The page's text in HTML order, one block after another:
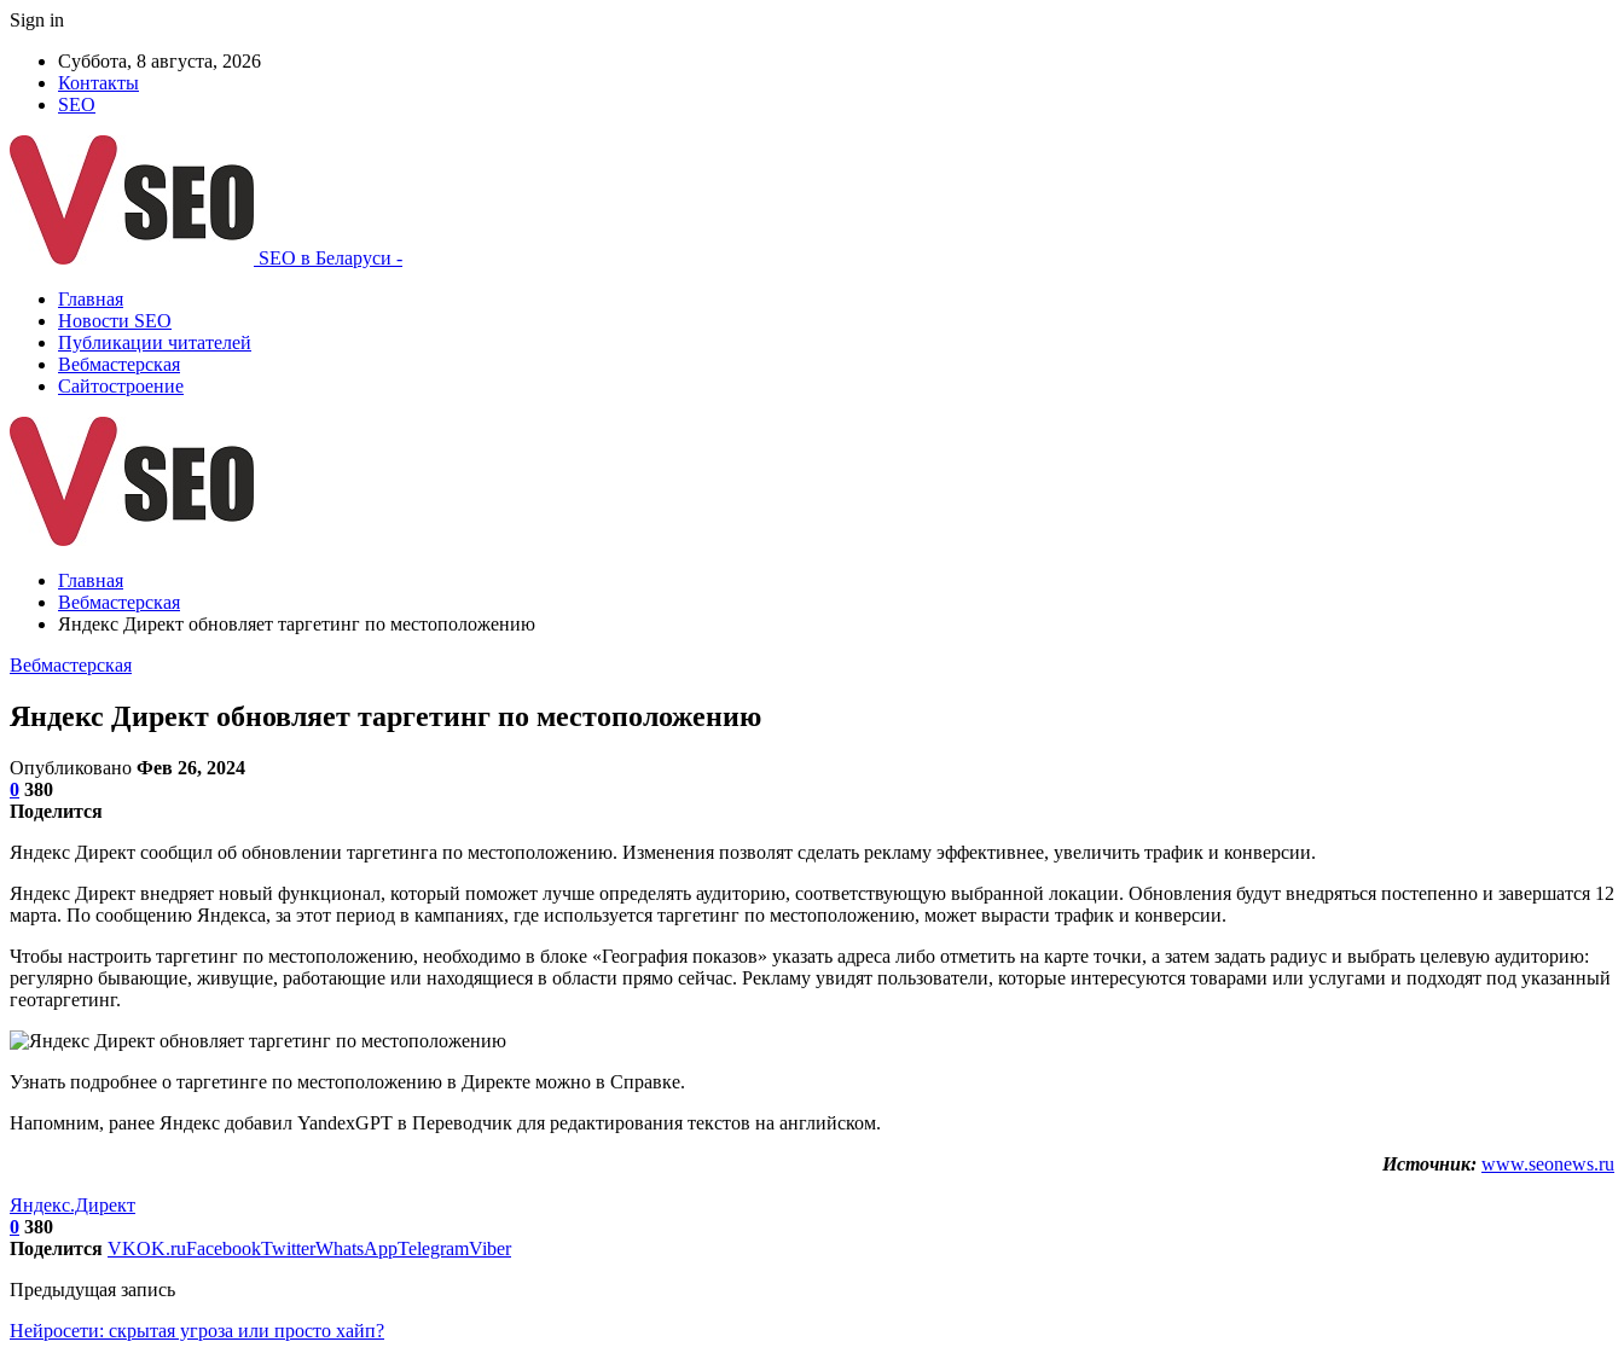
Sign in
Суббота, 8 августа, 2026
Контакты
SEO
SEO в Беларуси -
Главная
Новости SEO
Публикации читателей
Вебмастерская
Сайтостроение
Главная
Вебмастерская
Яндекс Директ обновляет таргетинг по местоположению
Вебмастерская
Яндекс Директ обновляет таргетинг по местоположению
Опубликовано Фев 26, 2024
0 380
Поделится
Яндекс Директ сообщил об обновлении таргетинга по местоположению. Изменения позволят сделать рекламу эффективнее, увеличить трафик и конверсии.
Яндекс Директ внедряет новый функционал, который поможет лучше определять аудиторию, соответствующую выбранной локации. Обновления будут внедряться постепенно и завершатся 12
марта. По сообщению Яндекса, за этот период в кампаниях, где используется таргетинг по местоположению, может вырасти трафик и конверсии.
Чтобы настроить таргетинг по местоположению, необходимо в блоке «География показов» указать адреса либо отметить на карте точки, а затем задать радиус и выбрать целевую аудиторию:
регулярно бывающие, живущие, работающие или находящиеся в области прямо сейчас. Рекламу увидят пользователи, которые интересуются товарами или услугами и подходят под указанный
геотаргетинг.
Узнать подробнее о таргетинге по местоположению в Директе можно в Справке.
Напомним, ранее Яндекс добавил YandexGPT в Переводчик для редактирования текстов на английском.
Источник: www.seonews.ru
Яндекс.Директ
0 380
Поделится VKOK.ruFacebookTwitterWhatsAppTelegramViber
Предыдущая запись
Нейросети: скрытая угроза или просто хайп?